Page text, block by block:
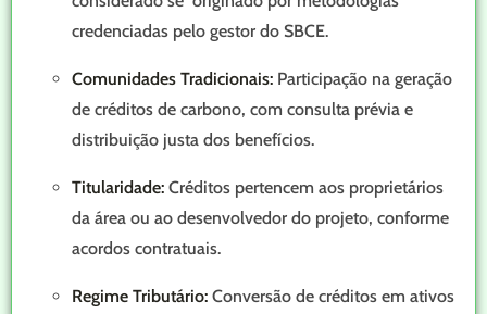
credenciadas pelo gestor do SBCE.
Comunidades Tradicionais: Participação na geração
de créditos de carbono, com consulta prévia e
distribuição justa dos benefícios.
Titularidade: Créditos pertencem aos proprietários
da área ou ao desenvolvedor do projeto, conforme
acordos contratuais.
Regime Tributário: Conversão de créditos em ativos